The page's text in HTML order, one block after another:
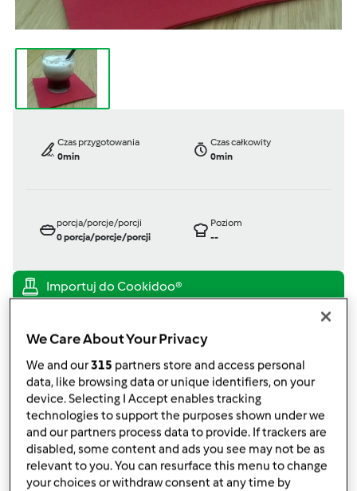
Czas przygotowania
0min
Czas całkowity
0min
porcja/porcje/porcji
0porcja/porcje/porcji
Poziom
--
zmieniono dnia: 24/03/17
Dodaj do moich kolekcji
podziel się przepisem
Stwórz wariant
We Care About Your Privacy
We and our315 partners store and access personal
data, like browsing data or unique identifiers, on your
device. Selecting I Accept enables tracking
technologies to support the purposes shown under we
and our partners process data to provide. If trackers are
disabled, some content and ads you see may not be as
relevant to you. You can resurface this menu to change
your choices or withdraw consent at any time by